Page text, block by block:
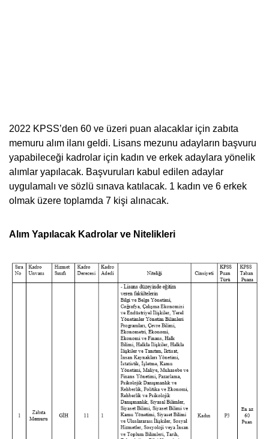
2022 KPSS’den 60 ve üzeri puan alacaklar için zabıta
memuru alım ilanı geldi. Lisans mezunu adayların başvuru
yapabileceği kadrolar için kadın ve erkek adaylara yönelik
alımlar yapılacak. Başvuruları kabul edilen adaylar
uygulamalı ve sözlü sınava katılacak. 1 kadın ve 6 erkek
olmak üzere toplamda 7 kişi alınacak.
Alım Yapılacak Kadrolar ve Nitelikleri